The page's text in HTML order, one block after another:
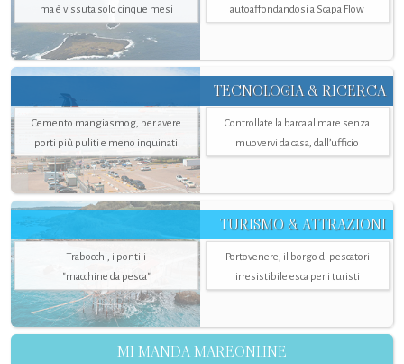
ma è vissuta solo cinque mesi
autoaffondandosi a Scapa Flow
TECNOLOGIA & RICERCA
Cemento mangiasmog, per avere
porti più puliti e meno inquinati
Controllate la barca al mare senza
muovervi da casa, dall’ufficio
TURISMO & ATTRAZIONI
Trabocchi, i pontili
"macchine da pesca"
Portovenere, il borgo di pescatori
irresistibile esca per i turisti
MI MANDA MAREONLINE